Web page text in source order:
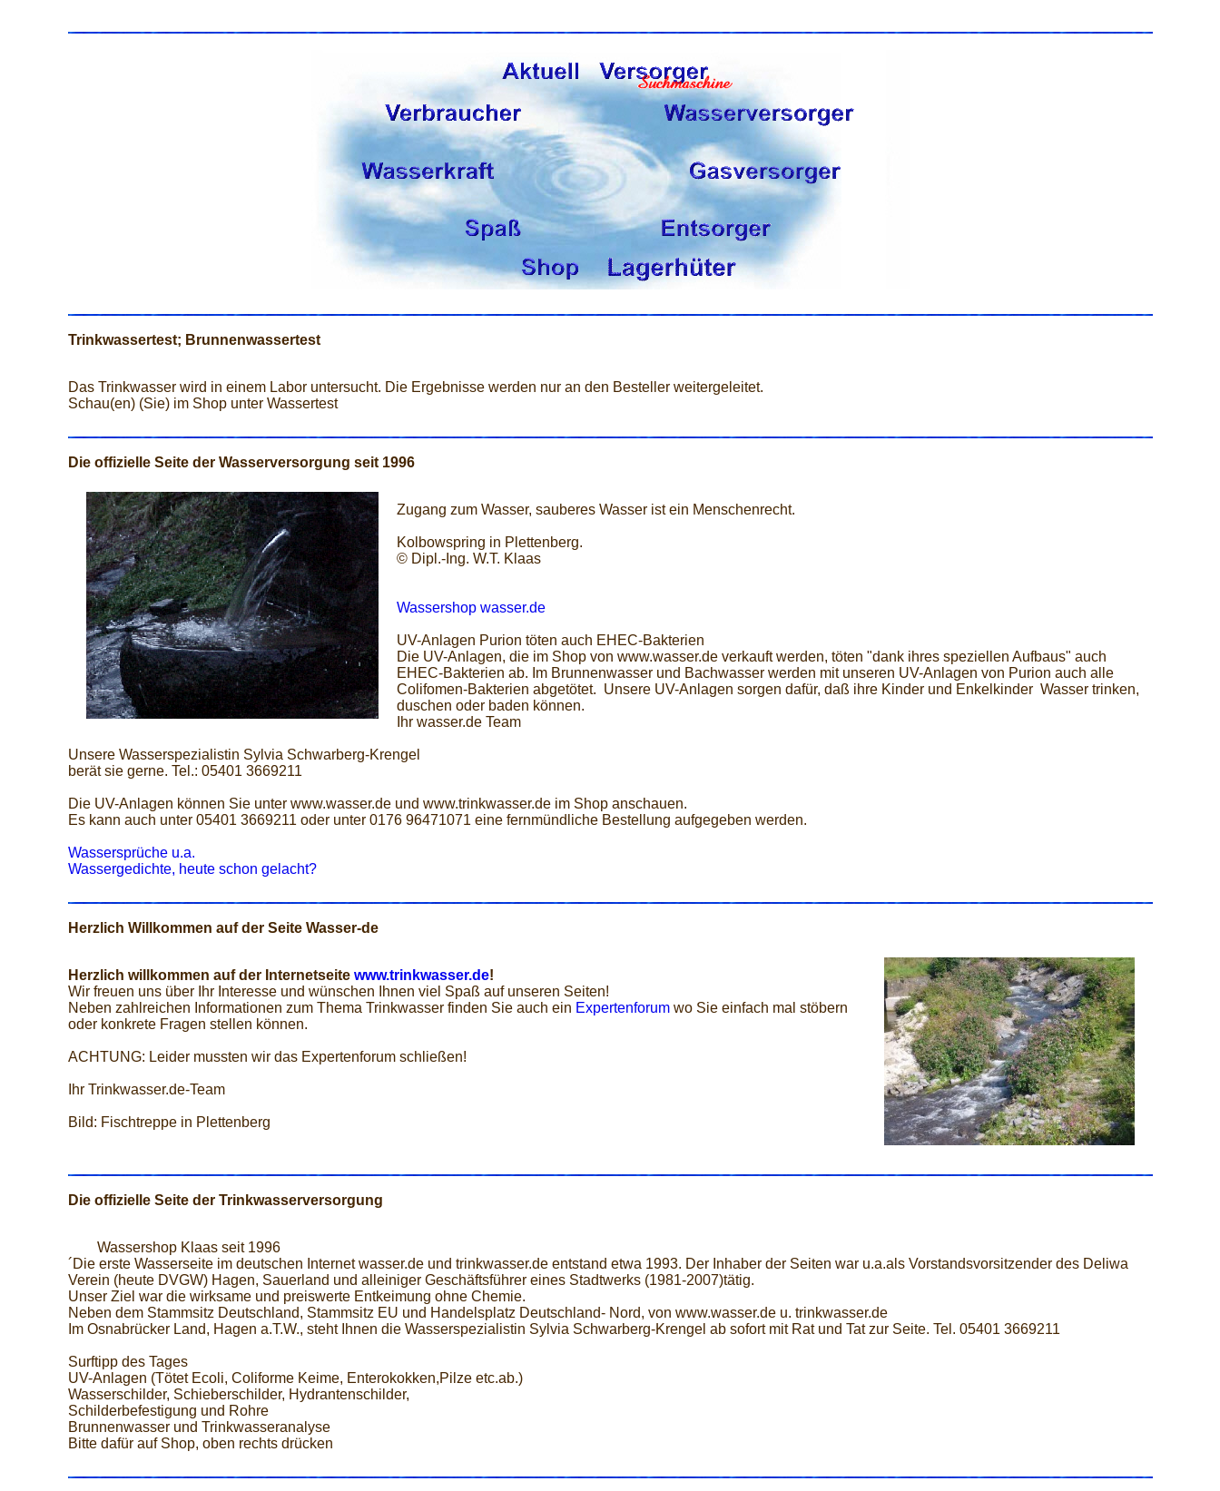
Trinkwassertest; Brunnenwassertest
Das Trinkwasser wird in einem Labor untersucht. Die Ergebnisse werden nur an den Besteller weitergeleitet.
Schau(en) (Sie) im Shop unter Wassertest
Die offizielle Seite der Wasserversorgung seit 1996
Zugang zum Wasser, sauberes Wasser ist ein Menschenrecht.
Kolbowspring in Plettenberg.
© Dipl.-Ing. W.T. Klaas
Wassershop wasser.de
UV-Anlagen Purion töten auch EHEC-Bakterien
Die UV-Anlagen, die im Shop von www.wasser.de verkauft werden, töten "dank ihres speziellen Aufbaus" auch
EHEC-Bakterien ab. Im Brunnenwasser und Bachwasser werden mit unseren UV-Anlagen von Purion auch alle
Colifomen-Bakterien abgetötet. Unsere UV-Anlagen sorgen dafür, daß ihre Kinder und Enkelkinder Wasser trinken,
duschen oder baden können.
Ihr wasser.de Team
Unsere Wasserspezialistin Sylvia Schwarberg-Krengel
berät sie gerne. Tel.: 05401 3669211
Die UV-Anlagen können Sie unter www.wasser.de und www.trinkwasser.de im Shop anschauen.
Es kann auch unter 05401 3669211 oder unter 0176 96471071 eine fernmündliche Bestellung aufgegeben werden.
Wassersprüche u.a.
Wassergedichte, heute schon gelacht?
Herzlich Willkommen auf der Seite Wasser-de
Herzlich willkommen auf der Internetseite www.trinkwasser.de!
Wir freuen uns über Ihr Interesse und wünschen Ihnen viel Spaß auf unseren Seiten!
Neben zahlreichen Informationen zum Thema Trinkwasser finden Sie auch ein Expertenforumwo Sie einfach mal stöbern
oder konkrete Fragen stellen können.
ACHTUNG: Leider mussten wir das Expertenforum schließen!
Ihr Trinkwasser.de-Team
Bild: Fischtreppe in Plettenberg
Die offizielle Seite der Trinkwasserversorgung
Wassershop Klaas seit 1996
´Die erste Wasserseite im deutschen Internet wasser.de und trinkwasser.de entstand etwa 1993. Der Inhaber der Seiten war u.a.als Vorstandsvorsitzender des Deliwa
Verein (heute DVGW) Hagen, Sauerland und alleiniger Geschäftsführer eines Stadtwerks (1981-2007)tätig.
Unser Ziel war die wirksame und preiswerte Entkeimung ohne Chemie.
Neben dem Stammsitz Deutschland, Stammsitz EU und Handelsplatz Deutschland- Nord, von www.wasser.de u. trinkwasser.de
Im Osnabrücker Land, Hagen a.T.W., steht Ihnen die Wasserspezialistin Sylvia Schwarberg-Krengel ab sofort mit Rat und Tat zur Seite. Tel. 05401 3669211
Surftipp des Tages
UV-Anlagen (Tötet Ecoli, Coliforme Keime, Enterokokken,Pilze etc.ab.)
Wasserschilder, Schieberschilder, Hydrantenschilder,
Schilderbefestigung und Rohre
Brunnenwasser und Trinkwasseranalyse
Bitte dafür auf Shop, oben rechts drücken